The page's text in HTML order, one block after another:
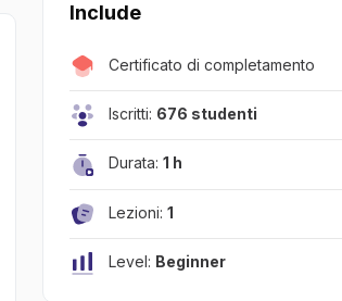
Include
Certificato di completamento
Iscritti: 676 studenti
Durata: 1 h
Lezioni: 1
Level: Beginner